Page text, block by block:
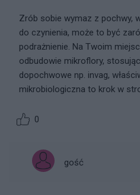
Zrób sobie wymaz z pochwy,
do czynienia, może to być
podrażnienie. Na Twoim
odbudowie mikroflory,
dopochwowe np. invag,
mikrobiologiczna to krok w
0
gość